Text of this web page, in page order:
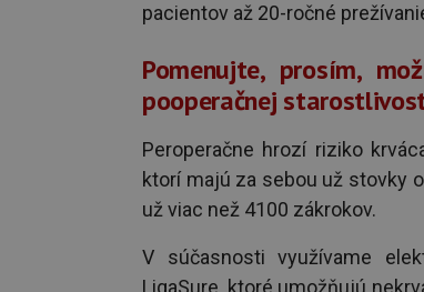
pacientov až 20-ročné
Pomenujte, prosím,
pooperačnej
Peroperačne hrozí riziko
ktorí majú za sebou už stovky
už viac než 4100 zákrokov.
V súčasnosti využívame
LigaSure, ktoré umožňujú